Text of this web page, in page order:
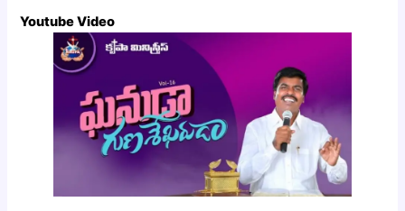
Youtube Video